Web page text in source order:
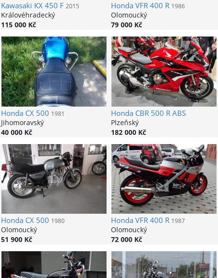
Kawasaki KX 450 F 2015
Královéhradecký
115 000 Kč
HondaVFR 400 R 1986
Olomoucký
79 000 Kč
HondaCX 500 1981
Jihomoravský
40 000 Kč
HondaCBR 500 R ABS
Plzeňský
182 000 Kč
HondaCX 500 1980
Olomoucký
51 900 Kč
HondaVFR 400 R 1987
Olomoucký
72 000 Kč